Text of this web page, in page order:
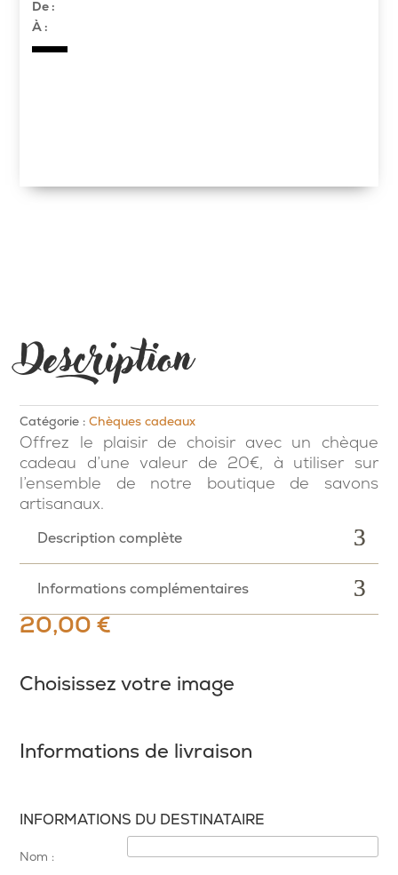
De :
À :
Description
Catégorie :Chèques cadeaux
Offrez le plaisir de choisir avec un chèque
cadeau d’une valeur de 20€, à utiliser sur
l’ensemble de notre boutique de savons
artisanaux.
Description complète
Informations complémentaires
20,00€
Choisissez votre image
Informations de livraison
INFORMATIONS DU DESTINATAIRE
Nom :